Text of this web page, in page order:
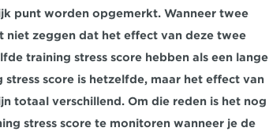
punt worden opgemerkt. Wanneer twee
zeggen dat het effect van deze twee
training stress score hebben als een lange
score is hetzelfde, maar het effect van
totaal verschillend. Om die reden is het nog
stress score te monitoren wanneer je de